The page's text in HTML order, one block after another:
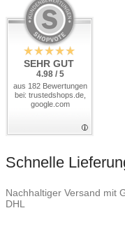
SEHR GUT
4.98 / 5
aus 182 Bewertungen
bei: trustedshops.de,
google.com
Schnelle
Nachhaltiger Versand mit
DHL